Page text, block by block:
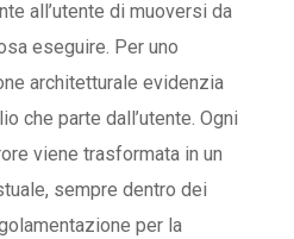
all’utente di muoversi da
eseguire. Per uno
architetturale evidenzia
che parte dall’utente. Ogni
viene trasformata in un
sempre dentro dei
per la